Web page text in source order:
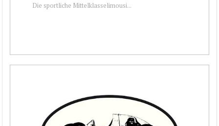
Die sportliche Mittelklasselimousi...